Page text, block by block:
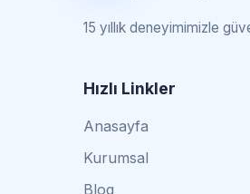
15 yıllık deneyimimizle
Hızlı Linkler
Anasayfa
Kurumsal
Blog